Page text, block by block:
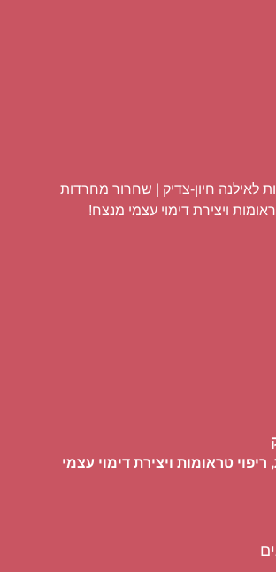
לאילנה חיון-צדיק | שחרור מחרדות
ויצירת דימוי עצמי מנצח!
טראומות ויצירת דימוי עצמי